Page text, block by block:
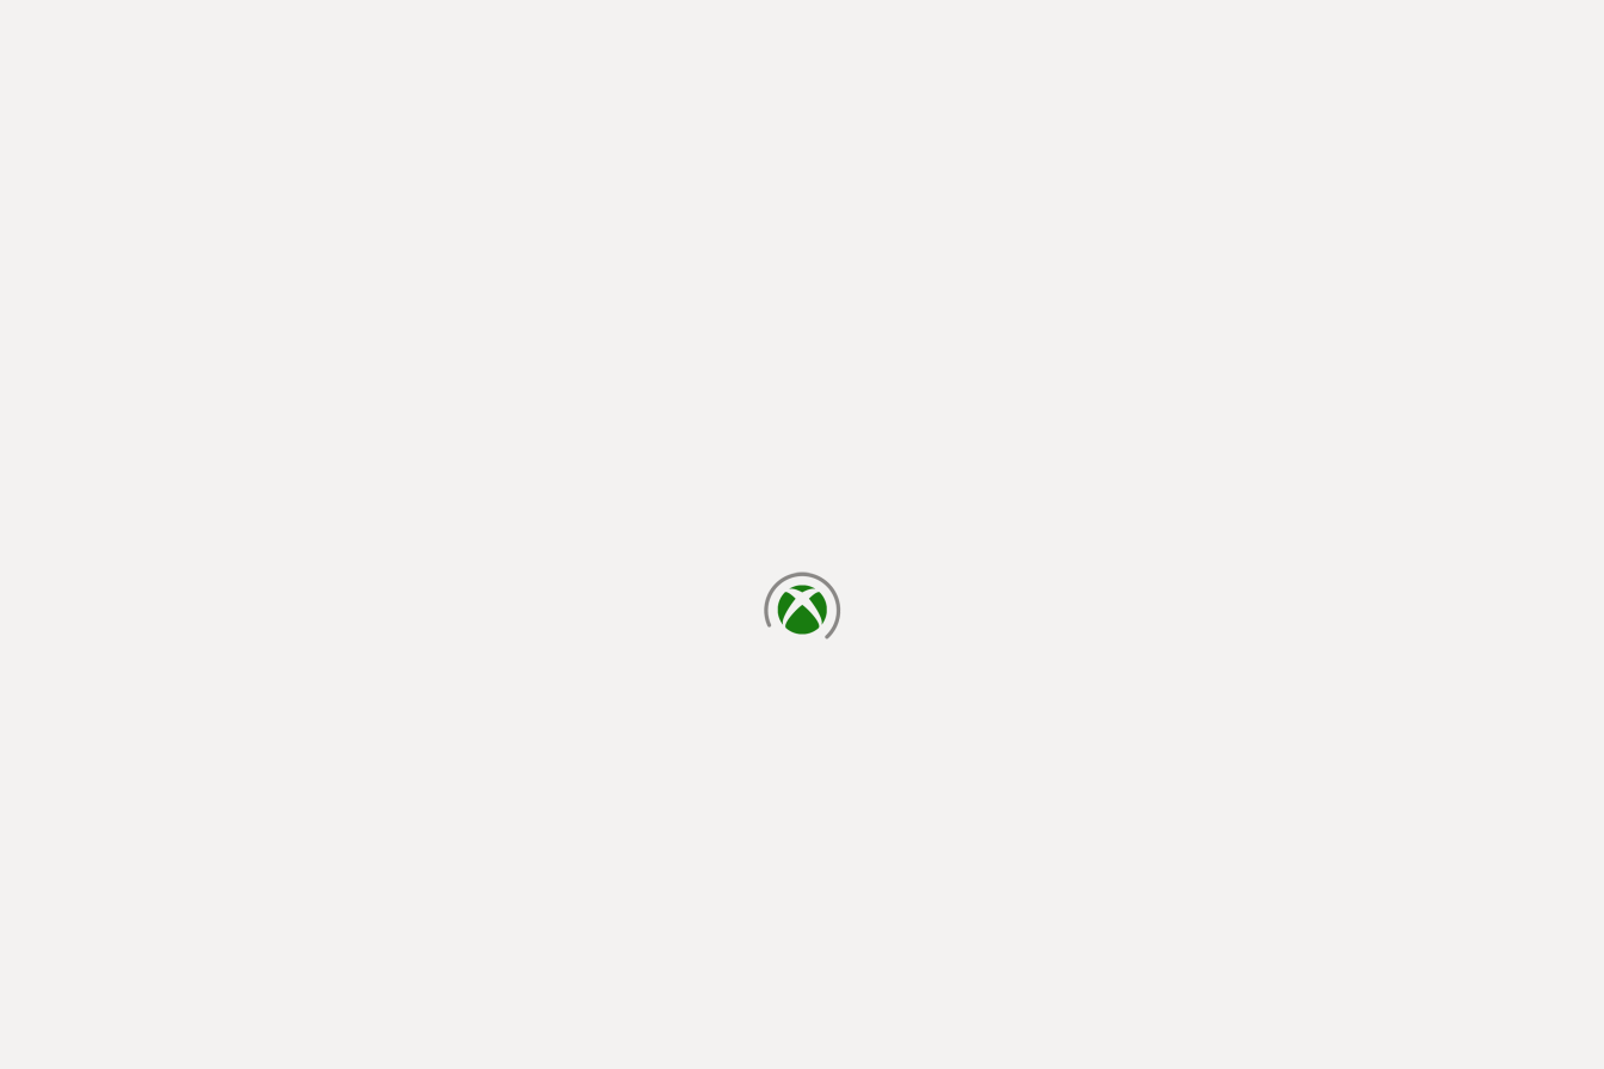
chargement en cours